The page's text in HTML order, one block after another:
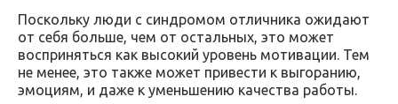
Поскольку люди с синдромом отличника ожидают
от себя больше, чем от остальных, это может
восприняться как высокий уровень мотивации. Тем
не менее, это также может привести к выгоранию,
эмоциям, и даже к уменьшению качества работы.